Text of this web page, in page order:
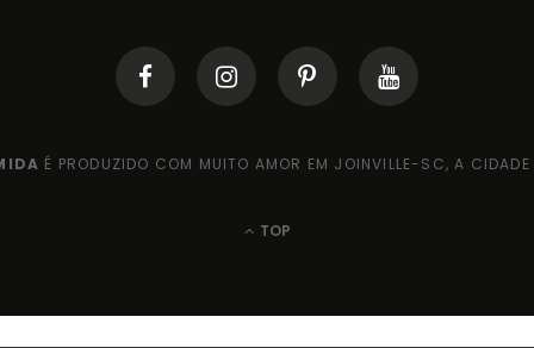
É PRODUZIDO COM MUITO AMOR EM JOINVILLE-SC, A CIDADE
TOP